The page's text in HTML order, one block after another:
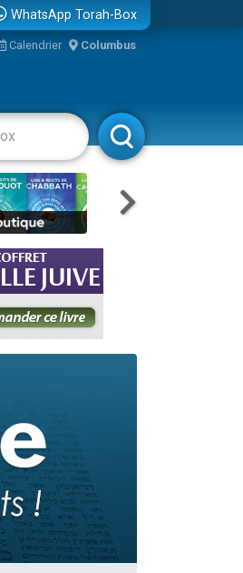
WhatsApp Torah-Box
Calendrier Columbus
Rabbanim